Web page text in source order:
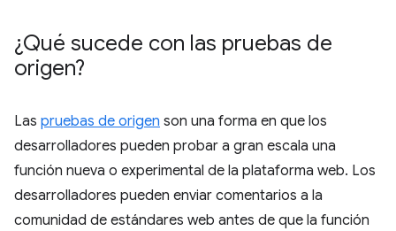
¿Qué sucede con las pruebas de
origen?
Las pruebas de origen son una forma en que los
desarrolladores pueden probar a gran escala una
función nueva o experimental de la plataforma web. Los
desarrolladores pueden enviar comentarios a la
comunidad de estándares web antes de que la función